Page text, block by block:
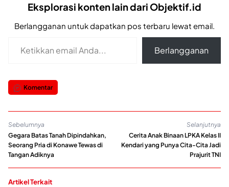
Eksplorasi konten lain dari Objektif.id
Berlangganan untuk dapatkan pos terbaru lewat email.
Berlangganan
Komentar
Sebelumnya
Gegara Batas Tanah Dipindahkan,
Seorang Pria di Konawe Tewas di
Tangan Adiknya
Selanjutnya
Cerita Anak Binaan LPKA Kelas II
Kendari yang Punya Cita-Cita Jadi
Prajurit TNI
Artikel Terkait